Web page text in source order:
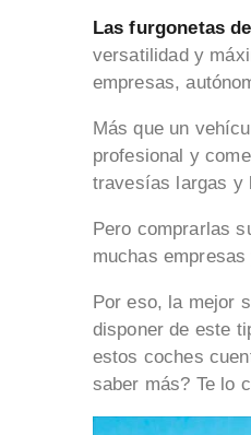
Las furgonetas
versatilidad y
empresas,
Más que un
profesional y
travesías largas y
Pero comprarlas
muchas
Por eso, la mejor
disponer de este
estos coches
saber más? Te lo